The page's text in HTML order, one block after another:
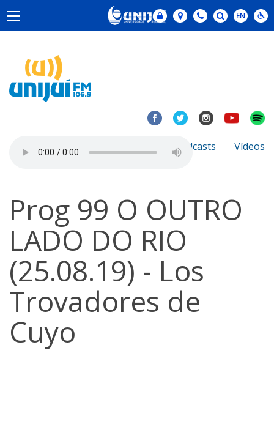
Notícias Podcasts Vídeos
Prog 99 O OUTRO
LADO DO RIO
(25.08.19) - Los
Trovadores de
Cuyo